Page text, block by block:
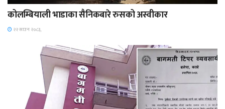
कोलम्बियाली भाडाका सैनिकबारे रुसको अस्वीकार
२२ साउन २०८३,